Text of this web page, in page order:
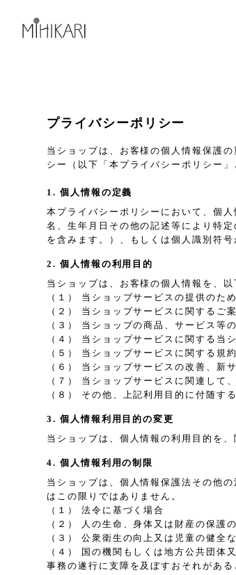
プライバシーポリシー
当ショップは、お客様の個人情報保護
シー（以下「本プライバシーポリシー
1. 個人情報の定義
本プライバシーポリシーにおいて、個
名、生年月日その他の記述等により特
を含みます。）、もしくは個人識別符
2. 個人情報の利用目的
当ショップは、お客様の個人情報を、以
（１） 当ショップサービスの提供のため
（２） 当ショップサービスに関するご
（３） 当ショップの商品、サービス等
（４） 当ショップサービスに関する当
（５） 当ショップサービスに関する規
（６） 当ショップサービスの改善、新
（７） 当ショップサービスに関連して
（８） その他、上記利用目的に付随す
3. 個人情報利用目的の変更
当ショップは、個人情報の利用目的を
4. 個人情報利用の制限
当ショップは、個人情報保護法その他
はこの限りではありません。
（１） 法令に基づく場合
（２） 人の生命、身体又は財産の保護
（３） 公衆衛生の向上又は児童の健全
（４） 国の機関もしくは地方公共団
事務の遂行に支障を及ぼすおそれがある